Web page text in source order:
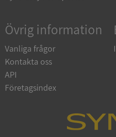
Övrig information
Vanliga frågor
Kontakta oss
API
Företagsindex
CookieScriptConsent
_GRECAPTCHA